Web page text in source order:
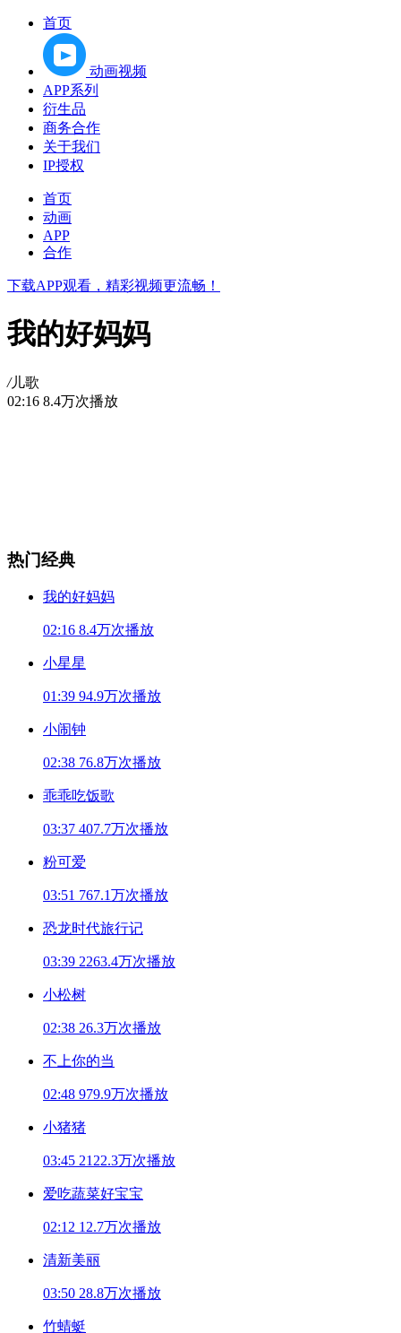
首页
动画视频
APP系列
衍生品
商务合作
关于我们
IP授权
首页
动画
APP
合作
下载APP观看，精彩视频更流畅！
我的好妈妈
/儿歌
02:16 8.4万次播放
热门经典
我的好妈妈
02:16 8.4万次播放
小星星
01:39 94.9万次播放
小闹钟
02:38 76.8万次播放
乖乖吃饭歌
03:37 407.7万次播放
粉可爱
03:51 767.1万次播放
恐龙时代旅行记
03:39 2263.4万次播放
小松树
02:38 26.3万次播放
不上你的当
02:48 979.9万次播放
小猪猪
03:45 2122.3万次播放
爱吃蔬菜好宝宝
02:12 12.7万次播放
清新美丽
03:50 28.8万次播放
竹蜻蜓